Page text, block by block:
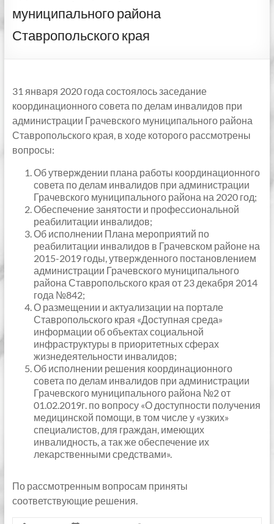
муниципального района
Ставропольского края
31 января 2020 года состоялось заседание
координационного совета по делам инвалидов при
администрации Грачевского муниципального района
Ставропольского края, в ходе которого рассмотрены
вопросы:
Об утверждении плана работы координационного
совета по делам инвалидов при администрации
Грачевского муниципального района на 2020 год;
Обеспечение занятости и профессиональной
реабилитации инвалидов;
Об исполнении Плана мероприятий по
реабилитации инвалидов в Грачевском районе на
2015-2019 годы, утвержденного постановлением
администрации Грачевского муниципального
района Ставропольского края от 23 декабря 2014
года №842;
О размещении и актуализации на портале
Ставропольского края «Доступная среда»
информации об объектах социальной
инфраструктуры в приоритетных сферах
жизнедеятельности инвалидов;
Об исполнении решения координационного
совета по делам инвалидов при администрации
Грачевского муниципального района №2 от
01.02.2019г. по вопросу «О доступности получения
медицинской помощи, в том числе у «узких»
специалистов, для граждан, имеющих
инвалидность, а так же обеспечение их
лекарственными средствами».
По рассмотренным вопросам приняты
соответствующие решения.